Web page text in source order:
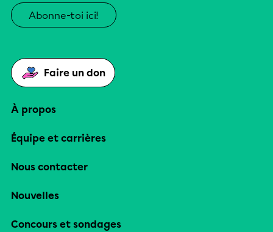
Abonne-toi ici!
Faire un don
À propos
Équipe et carrières
Nous contacter
Nouvelles
Concours et sondages